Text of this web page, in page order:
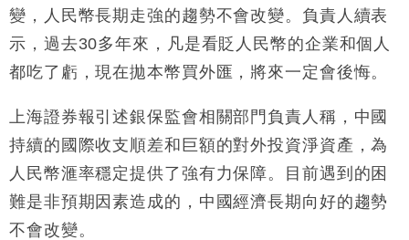
16:05
財經｜日經失守6.5萬點後回穩 全周仍升近2%
15:47
財經｜恒隆10月換帥 玩具「反」斗城亞洲CEO蔡德
粦接任
15:11
財經｜韓股反覆波動收跌 連挫7周創逾3年最長跌勢
13:44
財經｜內地7月美元計價出口增近24%勝預期 貿易順
差達1125億美元
12:44
財經｜日本春季三度入市撐日圓 4月單日斥6.28萬億
日圓干預創新高
變，人民幣長期走強的趨勢不會改變。負責人續表
示，過去30多年來，凡是看貶人民幣的企業和個人
都吃了虧，現在拋本幣買外匯，將來一定會後悔。
上海證券報引述銀保監會相關部門負責人稱，中國
持續的國際收支順差和巨額的對外投資淨資產，為
人民幣滙率穩定提供了強有力保障。目前遇到的困
難是非預期因素造成的，中國經濟長期向好的趨勢
不會改變。